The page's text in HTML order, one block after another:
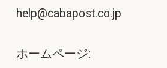
help@cabapost.co.jp
ホームページ: